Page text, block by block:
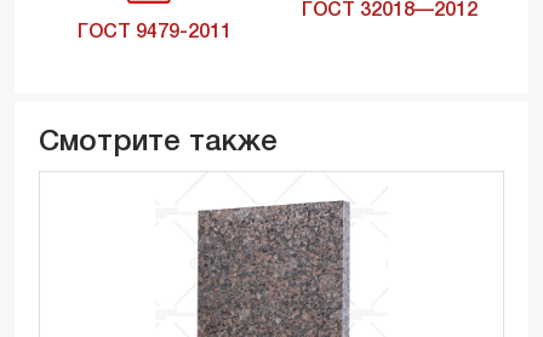
ГОСТ 9479-2011
ГОСТ 32018—2012
Смотрите также